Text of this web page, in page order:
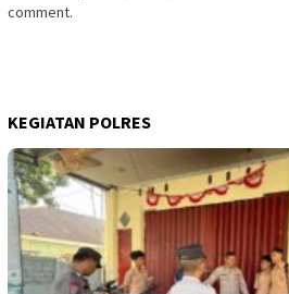
comment.
KEGIATAN POLRES